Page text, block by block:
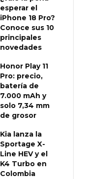
esperar el
iPhone 18 Pro?
Conoce sus 10
principales
novedades
Honor Play 11
Pro: precio,
batería de
7.000 mAh y
solo 7,34 mm
de grosor
Kia lanza la
Sportage X-
Line HEV y el
K4 Turbo en
Colombia